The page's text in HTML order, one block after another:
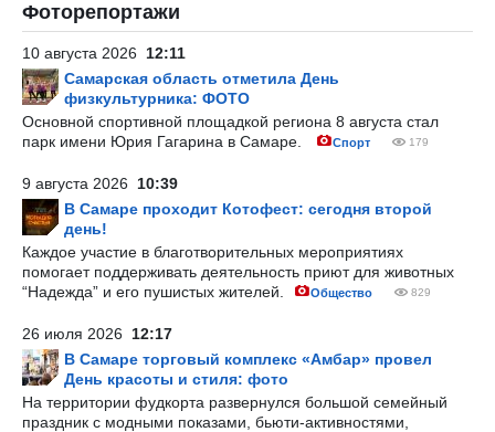
Фоторепортажи
10 августа 2026 12:11
Самарская область отметила День
физкультурника: ФОТО
Основной спортивной площадкой региона 8 августа стал
парк имени Юрия Гагарина в Самаре.
Спорт 179
9 августа 2026 10:39
В Самаре проходит Котофест: сегодня второй
день!
Каждое участие в благотворительных мероприятиях
помогает поддерживать деятельность приют для животных
“Надежда” и его пушистых жителей.
Общество 829
26 июля 2026 12:17
В Самаре торговый комплекс «Амбар» провел
День красоты и стиля: фото
На территории фудкорта развернулся большой семейный
праздник с модными показами, бьюти-активностями,